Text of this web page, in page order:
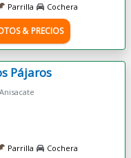
Parrilla Cochera
& PRECIOS
Pájaros
Parrilla Cochera